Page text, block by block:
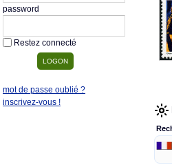
password
Restez connecté
mot de passe oublié ?
inscrivez-vous !